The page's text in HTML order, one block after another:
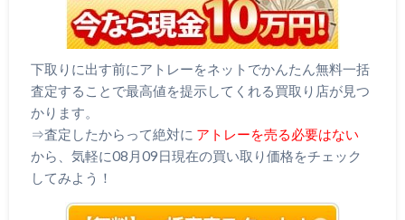
下取りに出す前にアトレーをネットでかんたん無料一括
査定することで最高値を提示してくれる買取り店が見つ
かります。
⇒査定したからって絶対に アトレーを売る必要はない
から、気軽に08月09日現在の買い取り価格をチェック
してみよう！